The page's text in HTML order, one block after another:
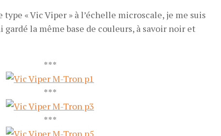
« Vic Viper » à l’échelle microscale, je me suis
gardé la même base de couleurs, à savoir noir et
***
***
***